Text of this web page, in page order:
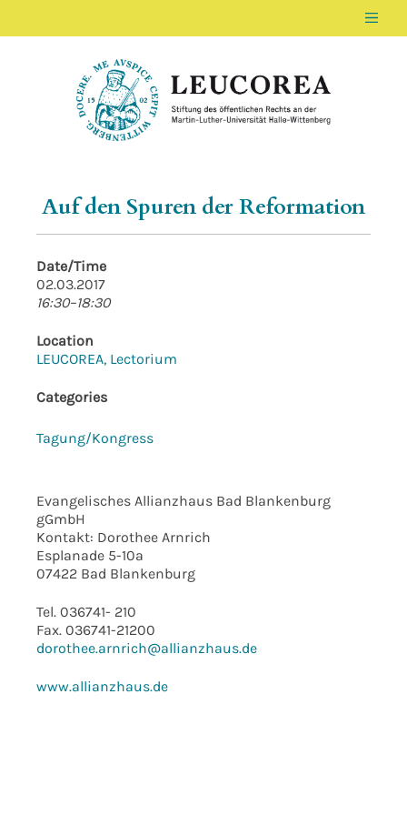
LEUCOREA DE
Stiftung des öffentlichen Rechts an der
Auf den Spuren der Reformation
Date/Time
02.03.2017
16:30–18:30
Location
LEUCOREA, Lectorium
Categories
Tagung/Kongress
Evangelisches Allianzhaus Bad Blankenburg
gGmbH
Kontakt: Dorothee Arnrich
Esplanade 5-10a
07422 Bad Blankenburg
Tel. 036741- 210
Fax. 036741-21200
dorothee.arnrich@allianzhaus.de
www.allianzhaus.de